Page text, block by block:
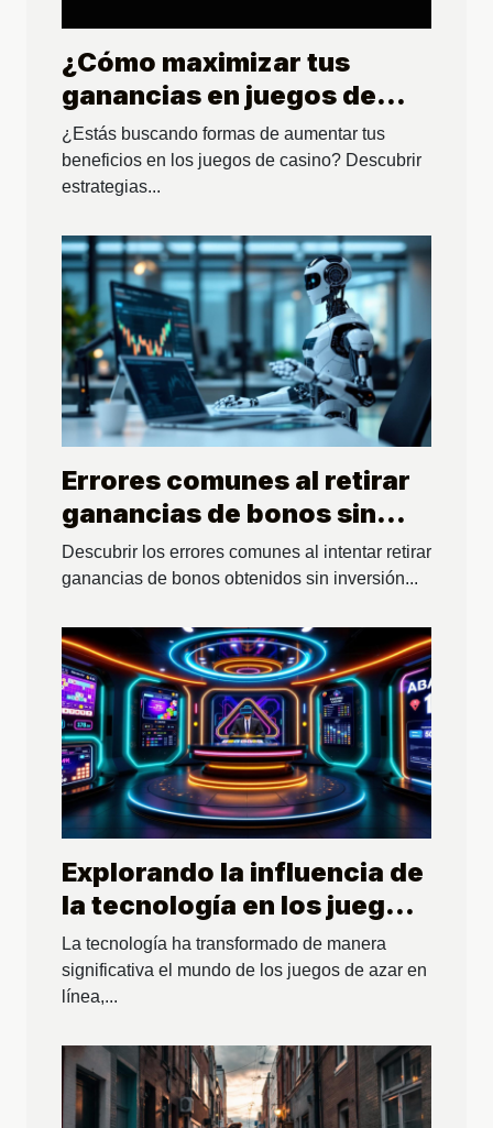
¿Cómo maximizar tus
ganancias en juegos de
casino con alta RTP?
¿Estás buscando formas de aumentar tus
beneficios en los juegos de casino? Descubrir
estrategias...
Errores comunes al retirar
ganancias de bonos sin
inversión inicial
Descubrir los errores comunes al intentar retirar
ganancias de bonos obtenidos sin inversión...
Explorando la influencia de
la tecnología en los juegos
de azar en línea
La tecnología ha transformado de manera
significativa el mundo de los juegos de azar en
línea,...